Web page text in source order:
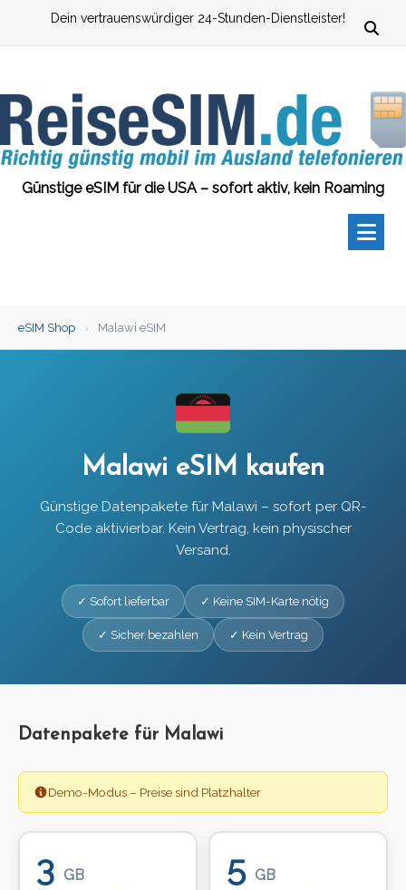
Dein vertrauenswürdiger 24-Stunden-Dienstleister!
Günstige eSIM für die USA – sofort aktiv, kein Roaming
eSIM Shop › Malawi eSIM
Malawi eSIM kaufen
Günstige Datenpakete für Malawi – sofort per QR-
Code aktivierbar. Kein Vertrag, kein physischer
Versand.
✓ Sofort lieferbar ✓ Keine SIM-Karte nötig
✓ Sicher bezahlen ✓ Kein Vertrag
Datenpakete für Malawi
Demo-Modus – Preise sind Platzhalter
3 GB 5 GB